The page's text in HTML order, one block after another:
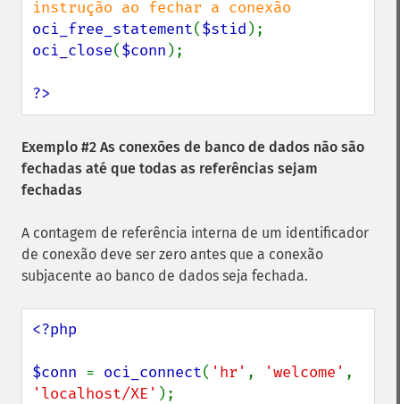
oci_free_statement($stid
oci_close($conn );
?>
Exemplo #2 As conexões de banco de dados não são
fechadas até que todas as referências sejam
fechadas
A contagem de referência interna de um identificador
de conexão deve ser zero antes que a conexão
subjacente ao banco de dados seja fechada.
<?php
$conn = oci_connect( 'hr' , 'welcome'
'localhost/XE' );